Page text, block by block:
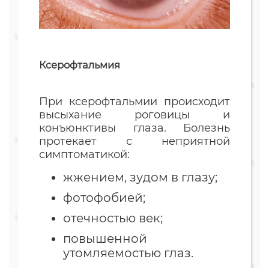
Ксерофтальмия
При ксерофтальмии происходит
высыхание роговицы и
конъюнктивы глаза. Болезнь
протекает с неприятной
симптоматикой:
жжением, зудом в глазу;
фотофобией;
отечностью век;
повышенной
утомляемостью глаз.